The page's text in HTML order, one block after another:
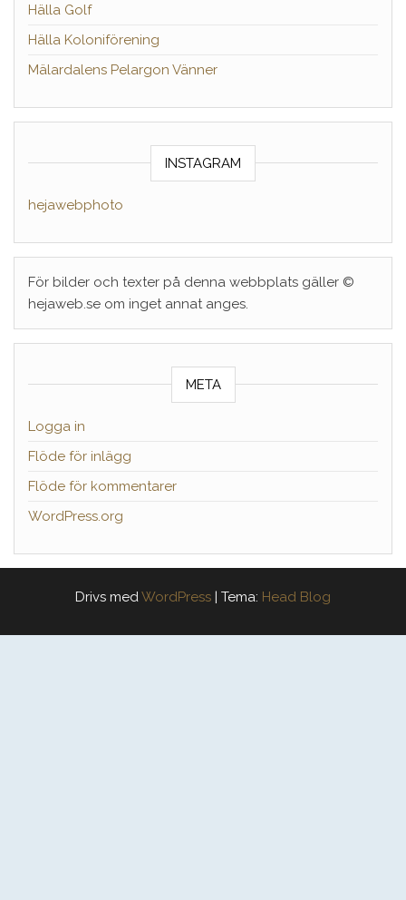
Hälla Golf
Hälla Koloniförening
Mälardalens Pelargon Vänner
INSTAGRAM
hejawebphoto
För bilder och texter på denna webbplats gäller ©
hejaweb.se om inget annat anges.
META
Logga in
Flöde för inlägg
Flöde för kommentarer
WordPress.org
Drivs medWordPress | Tema: Head Blog